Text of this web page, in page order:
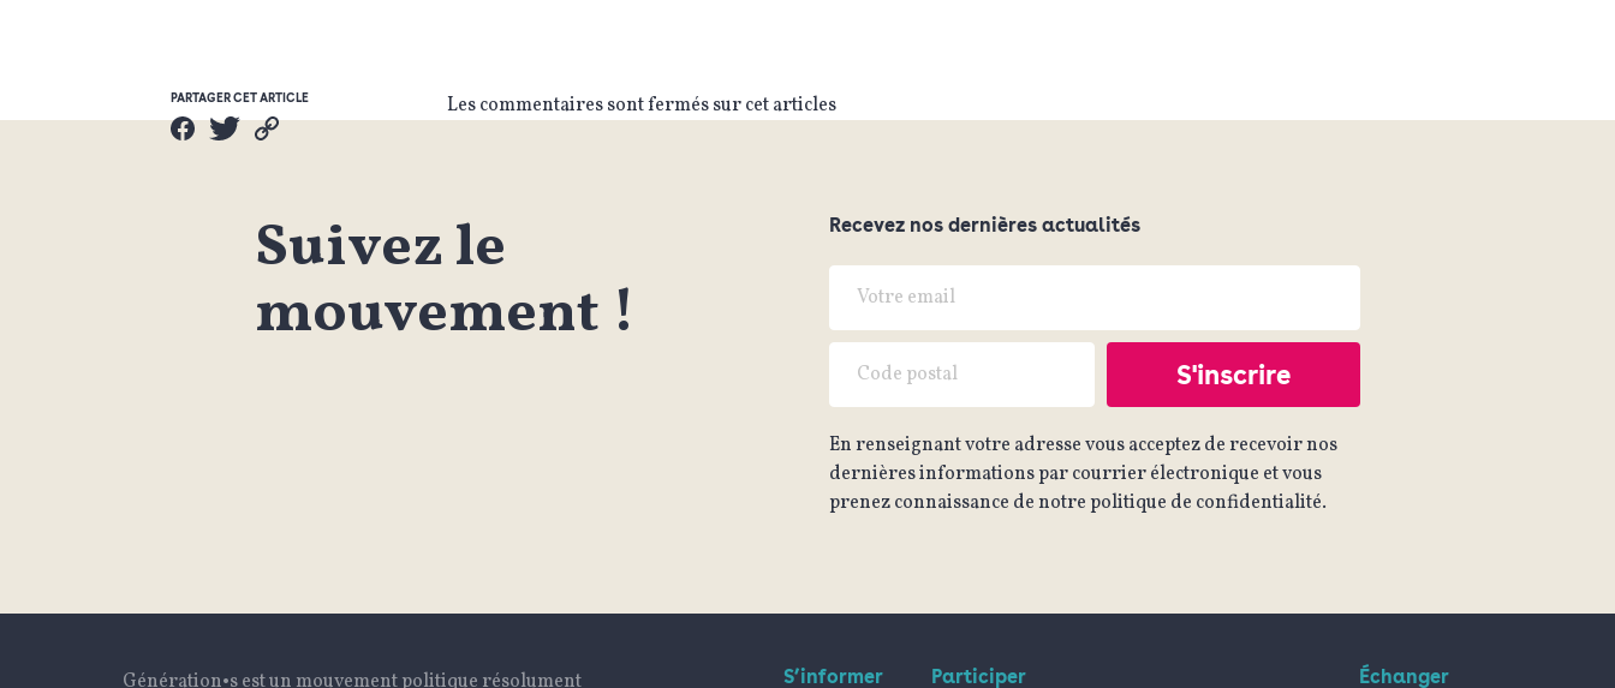
PARTAGER CET ARTICLE Les commentaires sont fermés sur cet articles
Suivez le
mouvement !
Recevez nos dernières actualités
En renseignant votre adresse vous acceptez de recevoir nos
dernières informations par courrier électronique et vous
prenez connaissance de notre politique de confidentialité.
Génération•s est un mouvement politique résolument S’informer Participer Échanger